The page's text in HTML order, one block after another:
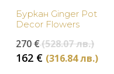
Буркан Ginger Pot
Decor Flowers
270€(528.07 лв.)
price
162 € (316.84 лв.)